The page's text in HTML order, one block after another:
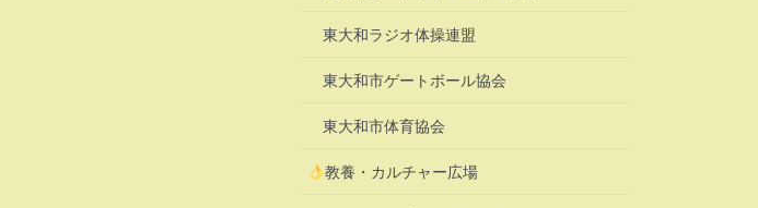
東大和ラジオ体操連盟
東大和市ゲートボール協会
東大和市体育協会
教養・カルチャー広場